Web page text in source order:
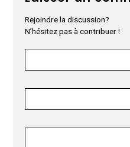
Rejoindre la discussion?
N’hésitez pas à contribuer !